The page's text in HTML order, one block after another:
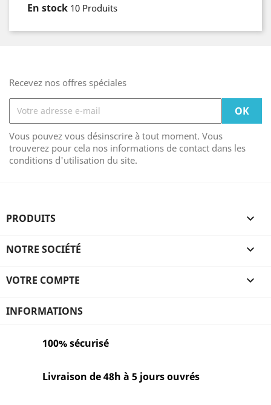
En stock 10 Produits
Recevez nos offres spéciales
Vous pouvez vous désinscrire à tout moment. Vous
trouverez pour cela nos informations de contact dans les
conditions d'utilisation du site.
PRODUITS 
NOTRE SOCIÉTÉ 
VOTRE COMPTE 
INFORMATIONS
100% sécurisé
Livraison de 48h à 5 jours ouvrés